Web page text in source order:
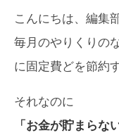
こんにちは、編集
毎月のやりくりの
に固定費どを節約
それなのに
「お金が貯まらな